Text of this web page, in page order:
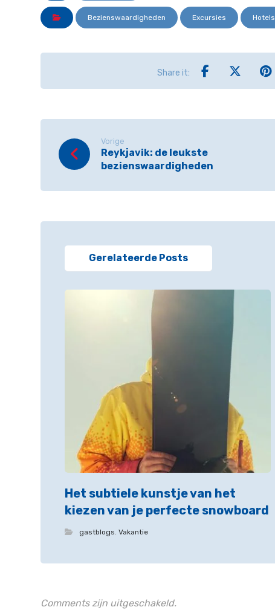
Bezienswaardigheden Excursies Hotels
Vorige
Reykjavik: de leukste
bezienswaardigheden
Gerelateerde Posts
Het subtiele kunstje van het
kiezen van je perfecte snowboard
gastblogs,Vakantie
Comments zijn uitgeschakeld.